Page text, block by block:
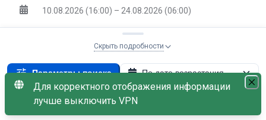
Скрыть подробности
Параметры поиска По дате возрастания
С наличием мест Теплоход: Северная сказка
10.08.2026 (16:00) – 24.08.2026 (06:00)
от 325 290
Выбрать
Пенсионная скидка −3% Дети бесплатно
Для корректного отображения информации
лучше выключить VPN